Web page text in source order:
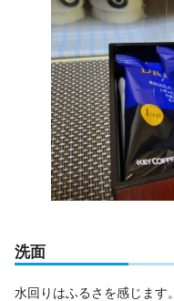
洗面
水回りはふるさを感じます。